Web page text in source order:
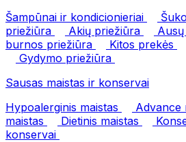
Šampūnai ir kondicionieriai
priežiūra
Akių priežiūra
burnos priežiūra
Kitos prekės
Gydymo priežiūra
Sausas maistas ir konservai
Hypoalerginis maistas
Advance
maistas
Dietinis maistas
konservai